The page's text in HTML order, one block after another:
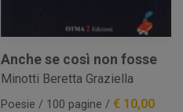
Anche se così non fosse
Minotti Beretta Graziella
Poesie / 100 pagine /€ 10,00